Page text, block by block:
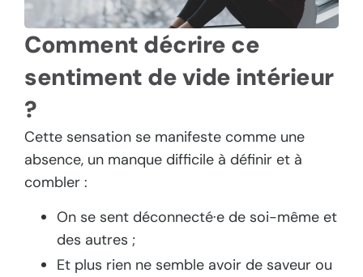
Comment décrire ce
sentiment de vide intérieur
?
Cette sensation se manifeste comme une
absence, un manque difficile à définir et à
combler :
On se sent déconnecté·e de soi-même et
des autres ;
Et plus rien ne semble avoir de saveur ou